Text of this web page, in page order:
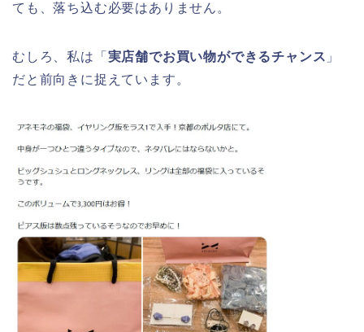
ても、落ち込む必要はありません。
むしろ、私は「 実店舗でお買い物ができるチャンス 」
だと前向きに捉えています。